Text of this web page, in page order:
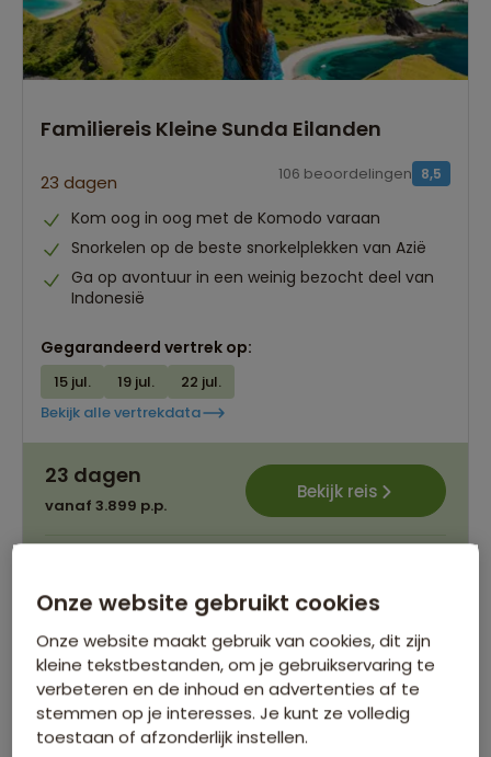
Familiereis Kleine Sunda Eilanden
23 dagen 8,5
106 beoordelingen
Kom oog in oog met de Komodo varaan
Snorkelen op de beste snorkelplekken van Azië
Ga op avontuur in een weinig bezocht deel van
Indonesië
Gegarandeerd vertrek op:
15 jul. 19 jul.
22 jul.
Bekijk alle vertrekdata
23 dagen
vanaf 3.899 p.p.
Bekijk reis
Onze website gebruikt cookies
Onze website maakt gebruik van cookies, dit zijn
kleine tekstbestanden, om je gebruikservaring te
verbeteren en de inhoud en advertenties af te
stemmen op je interesses. Je kunt ze volledig
toestaan of afzonderlijk instellen.